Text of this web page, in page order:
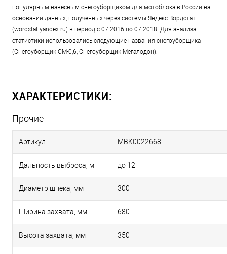
популярным навесным снегоуборщиком для мотоблока в России на
основании данных, полученных через системы Яндекс Вордстат
(wordstat.yandex.ru) в период с 07.2016 по 07.2018. Для анализа
статистики использовались следующие названия снегоуборщика
(Снегоуборщик СМ-0,6, Снегоуборщик Мегалодон).
ХАРАКТЕРИСТИКИ:
Прочие
Артикул MBK0022668
Дальность выброса, м до 12
Диаметр шнека, мм 300
Ширина захвата, мм 680
Высота захвата, мм 350